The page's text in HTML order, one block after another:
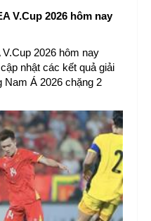
V.Cup 2026 hôm nay
2026 hôm nay
nhật các kết quả giải
Á 2026 chặng 2